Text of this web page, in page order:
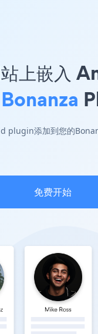
上嵌入
Bonanza
plugin添加到您的
免费开始